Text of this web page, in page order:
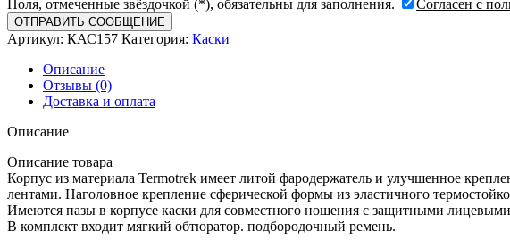
Поля, отмеченные звёздочкой (*), обязательны для заполнения. Согласен с
Артикул: КАС157 Категория: Каски
Описание
Отзывы (0)
Доставка и оплата
Описание
Описание товара
Корпус из материала Termotrek имеет литой фародержатель и улучшенное
лентами. Наголовное крепление сферической формы из эластичного
Имеются пазы в корпусе каски для совместного ношения с защитными
В комплект входит мягкий обтюратор. подбородочный ремень.